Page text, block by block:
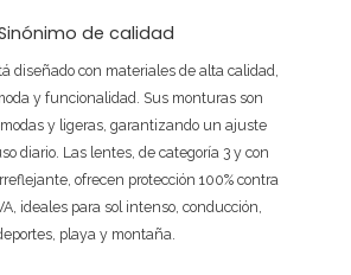
de calidad
diseñado con materiales de alta calidad,
y funcionalidad. Sus monturas son
y ligeras, garantizando un ajuste
diario. Las lentes, de categoría 3 y con
ofrecen protección 100% contra
ideales para sol intenso, conducción,
playa y montaña.